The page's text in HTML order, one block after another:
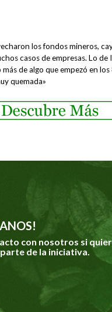
los fondos mineros,
casos de empresas. Lo de
de algo que empezó en los
quemada»
con nosotros si
de la iniciativa.